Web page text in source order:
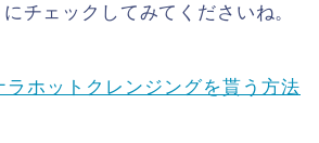
チェックしてみてくださいね。
ラホットクレンジングを貰う方法